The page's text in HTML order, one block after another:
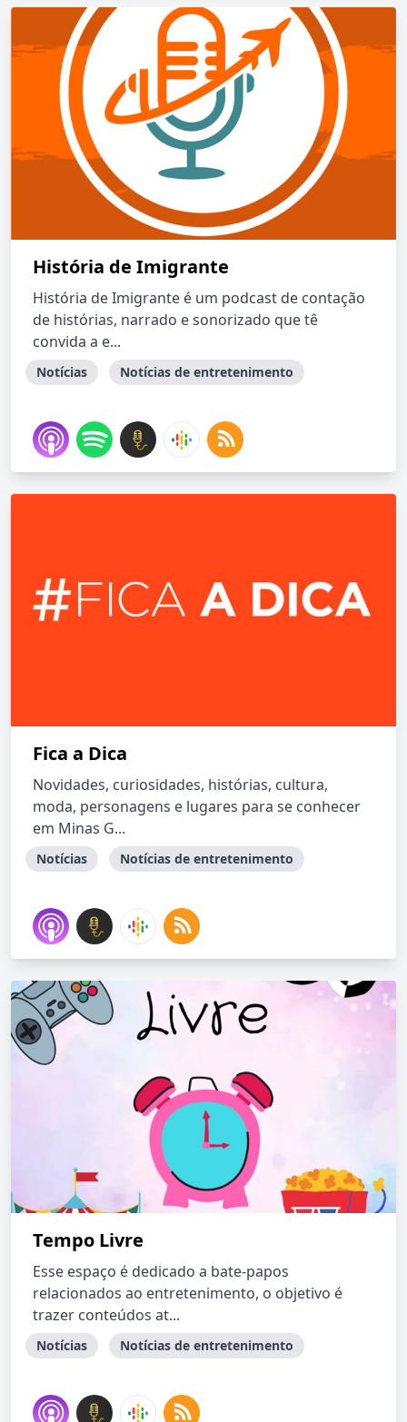
História de Imigrante
História de Imigrante é um podcast de contação
de histórias, narrado e sonorizado que tê
convida a e...
Notícias Notícias de entretenimento
Fica a Dica
Novidades, curiosidades, histórias, cultura,
moda, personagens e lugares para se conhecer
em Minas G...
Notícias Notícias de entretenimento
Tempo Livre
Esse espaço é dedicado a bate-papos
relacionados ao entretenimento, o objetivo é
trazer conteúdos at...
Notícias Notícias de entretenimento